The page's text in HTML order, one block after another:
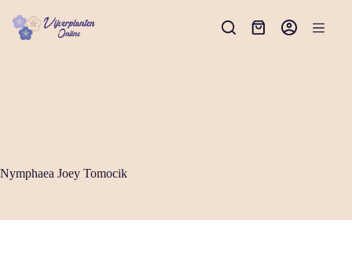
naar
Winkelwagen
Nymphaea Joey Tomocik